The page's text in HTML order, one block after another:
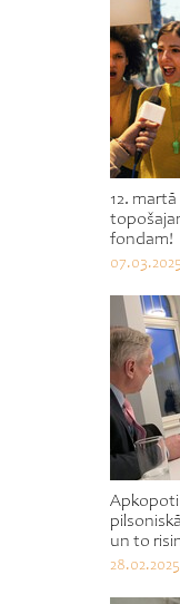
12.
fondam!
07.03.2025
Apkopoti
un to
28.02.2025